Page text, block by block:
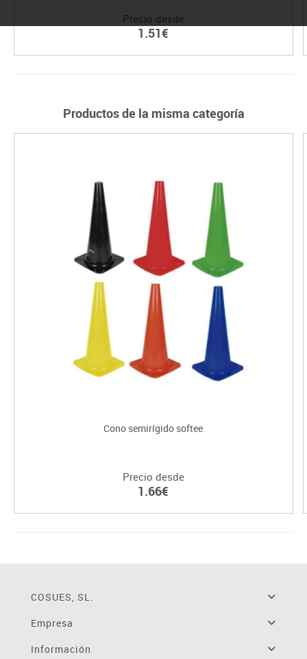
Precio desde
1.51€
Productos de la misma categoría
Cono semirígido softee
Precio desde
1.66€
COSUES, SL.
Empresa
Información